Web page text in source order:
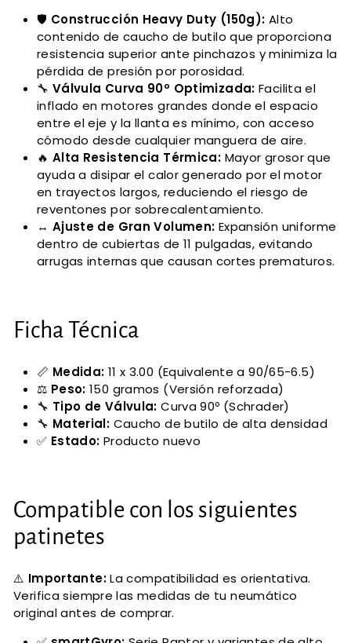
🛡️ Construcción Heavy Duty (150g): Alto
contenido de caucho de butilo que proporciona
resistencia superior ante pinchazos y minimiza la
pérdida de presión por porosidad.
🔧 Válvula Curva 90º Optimizada: Facilita el
inflado en motores grandes donde el espacio
entre el eje y la llanta es mínimo, con acceso
cómodo desde cualquier manguera de aire.
🔥 Alta Resistencia Térmica: Mayor grosor que
ayuda a disipar el calor generado por el motor
en trayectos largos, reduciendo el riesgo de
reventones por sobrecalentamiento.
↔️ Ajuste de Gran Volumen: Expansión uniforme
dentro de cubiertas de 11 pulgadas, evitando
arrugas internas que causan cortes prematuros.
Ficha Técnica
📏 Medida: 11 x 3.00 (Equivalente a 90/65-6.5)
⚖️ Peso: 150 gramos (Versión reforzada)
🔧 Tipo de Válvula: Curva 90º (Schrader)
🔧 Material: Caucho de butilo de alta densidad
✅ Estado: Producto nuevo
Compatible con los siguientes
patinetes
⚠️ Importante:La compatibilidad es orientativa.
Verifica siempre las medidas de tu neumático
original antes de comprar.